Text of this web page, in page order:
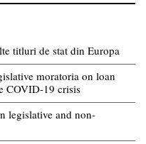
titluri de stat din Europa
moratoria on loan
COVID-19 crisis
legislative and non-